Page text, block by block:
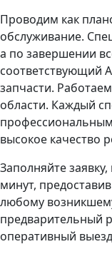
Проводим как
обслуживание.
а по завершении
соответствующий
запчасти.
области. Каждый
высокое качество
Заполняйте
минут,
любому
предварительный
оперативный